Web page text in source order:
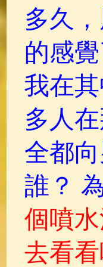
多久
的感
我在
多人
全都
誰？
個噴
去看